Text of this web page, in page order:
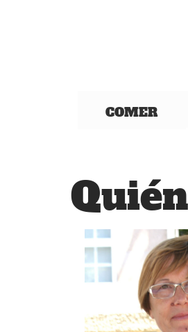
COMER